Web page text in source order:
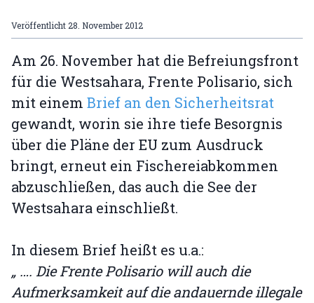
Veröffentlicht 28. November 2012
Am 26. November hat die Befreiungsfront
für die Westsahara, Frente Polisario, sich
mit einem Brief an den Sicherheitsrat
gewandt, worin sie ihre tiefe Besorgnis
über die Pläne der EU zum Ausdruck
bringt, erneut ein Fischereiabkommen
abzuschließen, das auch die See der
Westsahara einschließt.
In diesem Brief heißt es u.a.:
„ …. Die Frente Polisario will auch die
Aufmerksamkeit auf die andauernde illegale